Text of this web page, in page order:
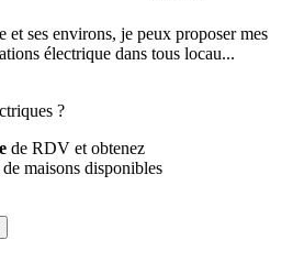
et ses environs, je peux proposer mes
électrique dans tous locau...
?
de RDV et obtenez
maisons disponibles